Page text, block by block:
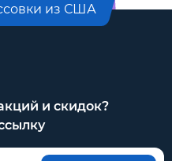
из США
и скидок?